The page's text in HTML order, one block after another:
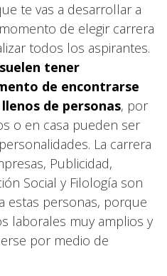
te vas a desarrollar a
de elegir carrera
todos los aspirantes.
suelen tener
de encontrarse
de personas, por
o en casa pueden ser
La carrera
Publicidad,
Social y Filología son
estas personas, porque
laborales muy amplios y
por medio de